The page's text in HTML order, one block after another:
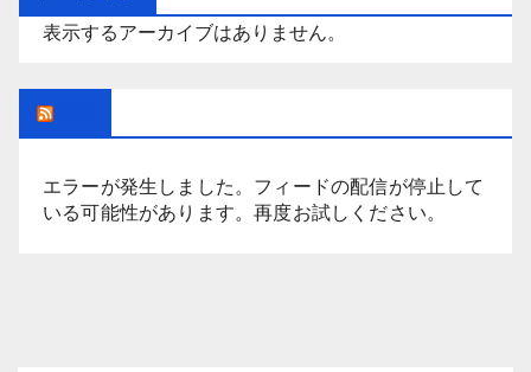
表示するアーカイブはありません。
エラーが発生しました。フィードの配信が停止して
いる可能性があります。再度お試しください。